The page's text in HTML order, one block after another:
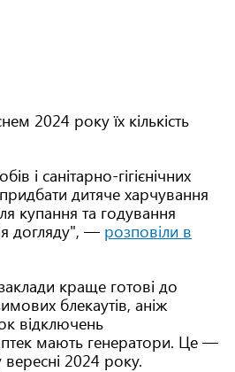
2024 року їх кількість
і санітарно-гігієнічних
дитяче харчування
купання та годування
догляду", — розповіли в
краще готові до
блекаутів, аніж
відключень
мають генератори. Це —
2024 року.